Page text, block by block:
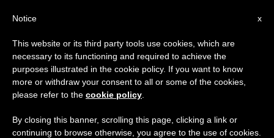
البابا فرنسيس,زيارات
x
Notice
This website or its third party tools use cookies, which are
necessary to its functioning and required to achieve the
purposes illustrated in the cookie policy. If you want to know
more or withdraw your consent to all or some of the cookies,
please refer to the cookie policy
By closing this banner, scrolling this page, clicking a link or
continuing to browse otherwise, you agree to the use of cookies.